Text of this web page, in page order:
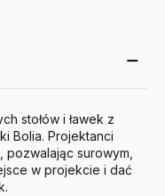
stołów i ławek z
Bolia. Projektanci
pozwalając surowym,
w projekcie i dać